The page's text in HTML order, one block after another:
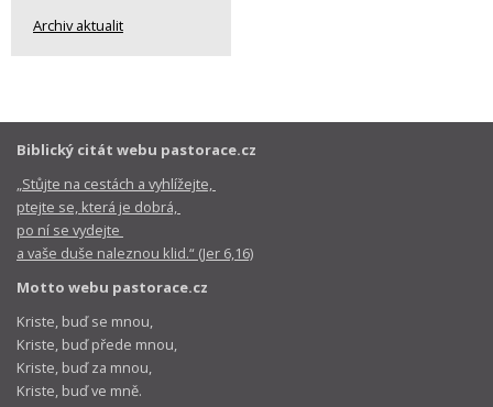
Archiv aktualit
Biblický citát webu pastorace.cz
„Stůjte na cestách a vyhlížejte,
ptejte se, která je dobrá,
po ní se vydejte
a vaše duše naleznou klid.“ (Jer 6,16)
Motto webu pastorace.cz
Kriste, buď se mnou,
Kriste, buď přede mnou,
Kriste, buď za mnou,
Kriste, buď ve mně.